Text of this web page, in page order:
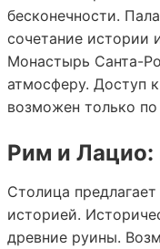
бесконечности.
сочетание истории
Монастырь Санта-
атмосферу. Доступ
возможен только
Рим и Лацио:
Столица
историей.
древние руины.